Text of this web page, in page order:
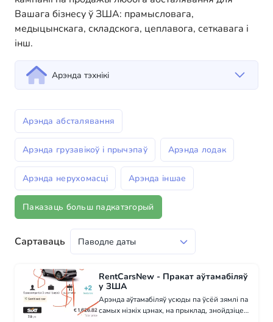
неабходнае для паспяховага пачатку вашага новага
жыцця ў ЗША
Вашага бізнесу ў ЗША: прамысловага,
медыцынскага, складскога, цеплавога, сеткавага і
інш.
Арэнда тэхнікі
Арэнда абсталявання
Арэнда грузавікоў і прычэпаў Арэнда лодак
Арэнда нерухомасці Арэнда іншае
Паказаць больш падкатэгорый
Сартаваць
RentCarsNew - Пракат аўтамабіляў
у ЗША
Арэнда аўтамабіляў усюды па ўсёй зямлі па
самых нізкіх цэнах, на прыклад, знойдзіце